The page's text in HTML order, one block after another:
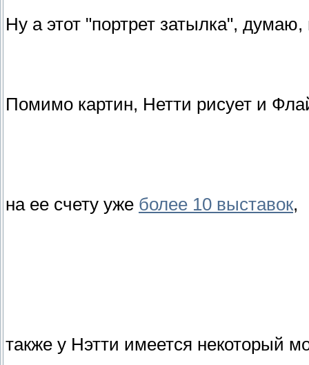
Ну а этот "портрет затылка",
Помимо картин, Нетти рисует и
на ее счету уже более 10 выставок,
также у Нэтти имеется некоторый